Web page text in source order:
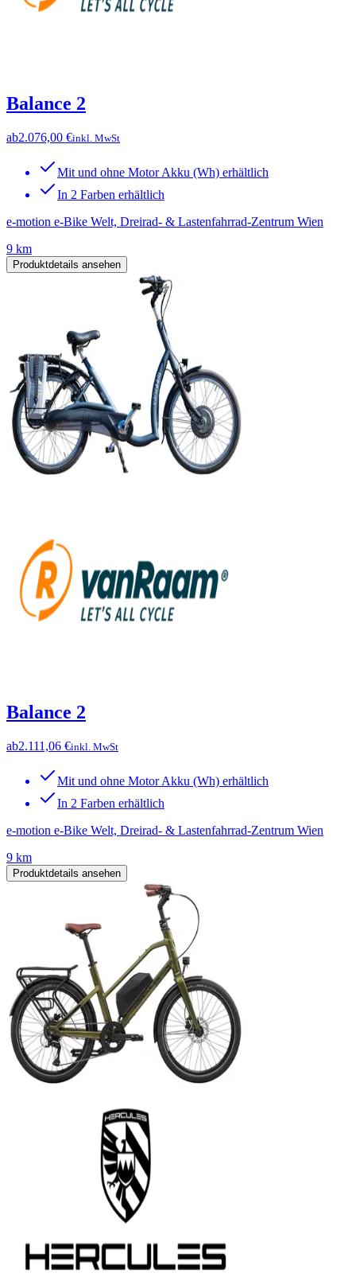
Balance 2
ab2.076,00 €inkl. MwSt
Mit und ohne Motor Akku (Wh) erhältlich
In 2 Farben erhältlich
e-motion e-Bike Welt, Dreirad- & Lastenfahrrad-Zentrum Wien
9 km
Produktdetails ansehen
Balance 2
ab2.111,06 €inkl. MwSt
Mit und ohne Motor Akku (Wh) erhältlich
In 2 Farben erhältlich
e-motion e-Bike Welt, Dreirad- & Lastenfahrrad-Zentrum Wien
9 km
Produktdetails ansehen